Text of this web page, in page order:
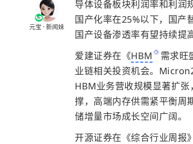
元宝 · 新闻妹
导体设备板块利润率和利润
国产化率在25%以下，国产
国产设备渗透率有望持续提
爱建证券在《HBM
需求旺
业链相关投资机会。
HBM业务营收规模显著扩
撑，高端内存供需紧平衡周
储增量市场成长空间广阔。
开源证券在《综合行业周报